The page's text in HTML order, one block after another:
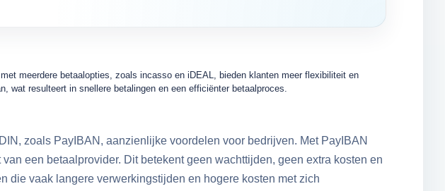
meerdere betaalopties, zoals incasso en iDEAL, bieden klanten meer flexibiliteit en
wat resulteert in snellere betalingen en een efficiënter betaalproces.
zoals PayIBAN, aanzienlijke voordelen voor bedrijven. Met PayIBAN
een betaalprovider. Dit betekent geen wachttijden, geen extra kosten en
die vaak langere verwerkingstijden en hogere kosten met zich